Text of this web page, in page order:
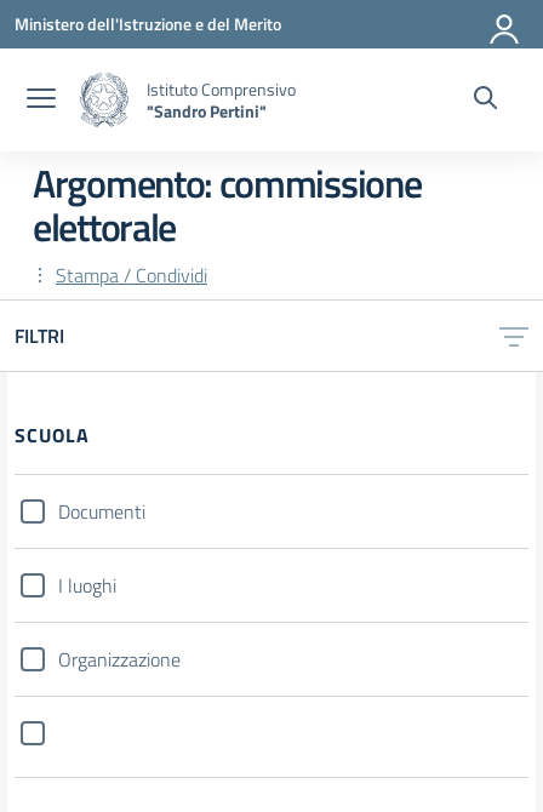
Vai ai contenuti
Vai al menu di navigazione
Vai al footer
Ministero dell'Istruzione e del Merito
Istituto Comprensivo
"Sandro Pertini"
Argomento: commissione
elettorale
Stampa / Condividi
FILTRI
SCUOLA
Documenti
I luoghi
Organizzazione